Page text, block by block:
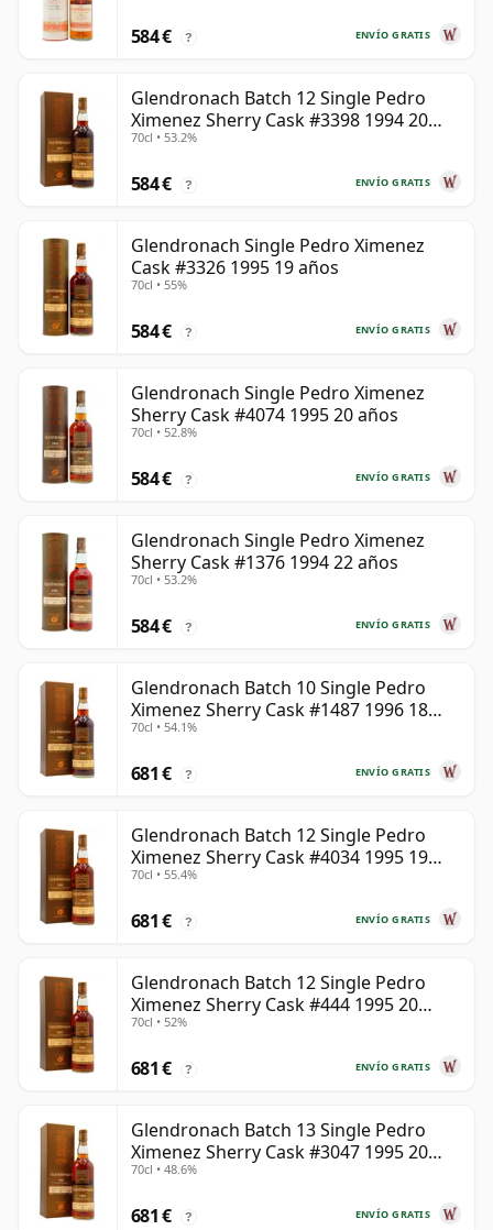
ENVÍO GRATIS
584 € ?
Glendronach Batch 12 Single Pedro
Ximenez Sherry Cask #3398 1994 20
años
70cl • 53.2%
ENVÍO GRATIS
584 € ?
Glendronach Single Pedro Ximenez
Cask #3326 1995 19 años
70cl • 55%
ENVÍO GRATIS
584 € ?
Glendronach Single Pedro Ximenez
Sherry Cask #4074 1995 20 años
70cl • 52.8%
ENVÍO GRATIS
584 € ?
Glendronach Single Pedro Ximenez
Sherry Cask #1376 1994 22 años
70cl • 53.2%
ENVÍO GRATIS
584 € ?
Glendronach Batch 10 Single Pedro
Ximenez Sherry Cask #1487 1996 18
años
70cl • 54.1%
ENVÍO GRATIS
681 € ?
Glendronach Batch 12 Single Pedro
Ximenez Sherry Cask #4034 1995 19
años
70cl • 55.4%
ENVÍO GRATIS
681 € ?
Glendronach Batch 12 Single Pedro
Ximenez Sherry Cask #444 1995 20
años
70cl • 52%
ENVÍO GRATIS
681 € ?
Glendronach Batch 13 Single Pedro
Ximenez Sherry Cask #3047 1995 20
años
70cl • 48.6%
ENVÍO GRATIS
681 € ?